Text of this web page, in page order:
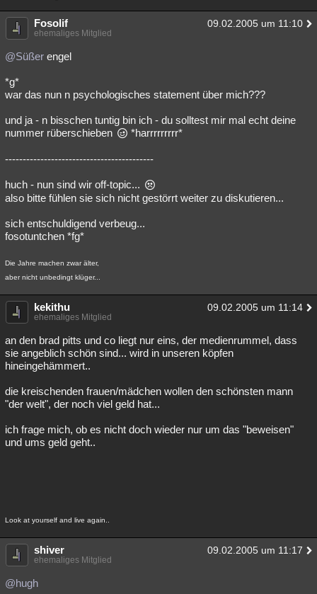
Fosolif 09.02.2005 um 11:10
ehemaliges Mitglied
@Süßer engel
*g*
war das nun n psychologisches statement über mich???
und ja - n bisschen tuntig bin ich - du solltest mir mal echt deine
nummer rüberschieben
*harrrrrrrrr*
------------------------------------------
huch - nun sind wir off-topic...
also bitte fühlen sie sich nicht gestörrt weiter zu diskutieren...
sich entschuldigend verbeug...
fosotuntchen *fg*
Die Jahre machen zwar älter,
aber nicht unbedingt klüger...
kekithu 09.02.2005 um 11:14
ehemaliges Mitglied
an den brad pitts und co liegt nur eins, der medienrummel, dass
sie angeblich schön sind... wird in unseren köpfen
hineingehämmert..
die kreischenden frauen/mädchen wollen den schönsten mann
"der welt", der noch viel geld hat...
ich frage mich, ob es nicht doch wieder nur um das "beweisen"
und ums geld geht..
Look at yourself and live again..
shiver 09.02.2005 um 11:17
ehemaliges Mitglied
@hugh